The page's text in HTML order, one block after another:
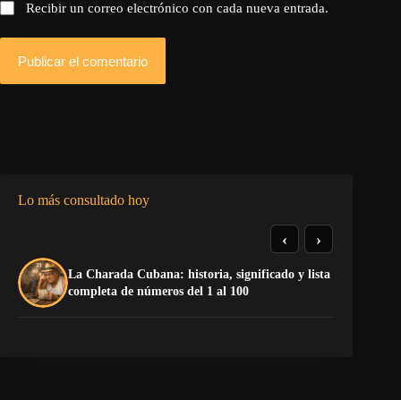
Recibir un correo electrónico con cada nueva entrada.
Publicar el comentario
Lo más consultado hoy
La Charada Cubana: historia, significado y lista
completa de números del 1 al 100
‹ ›